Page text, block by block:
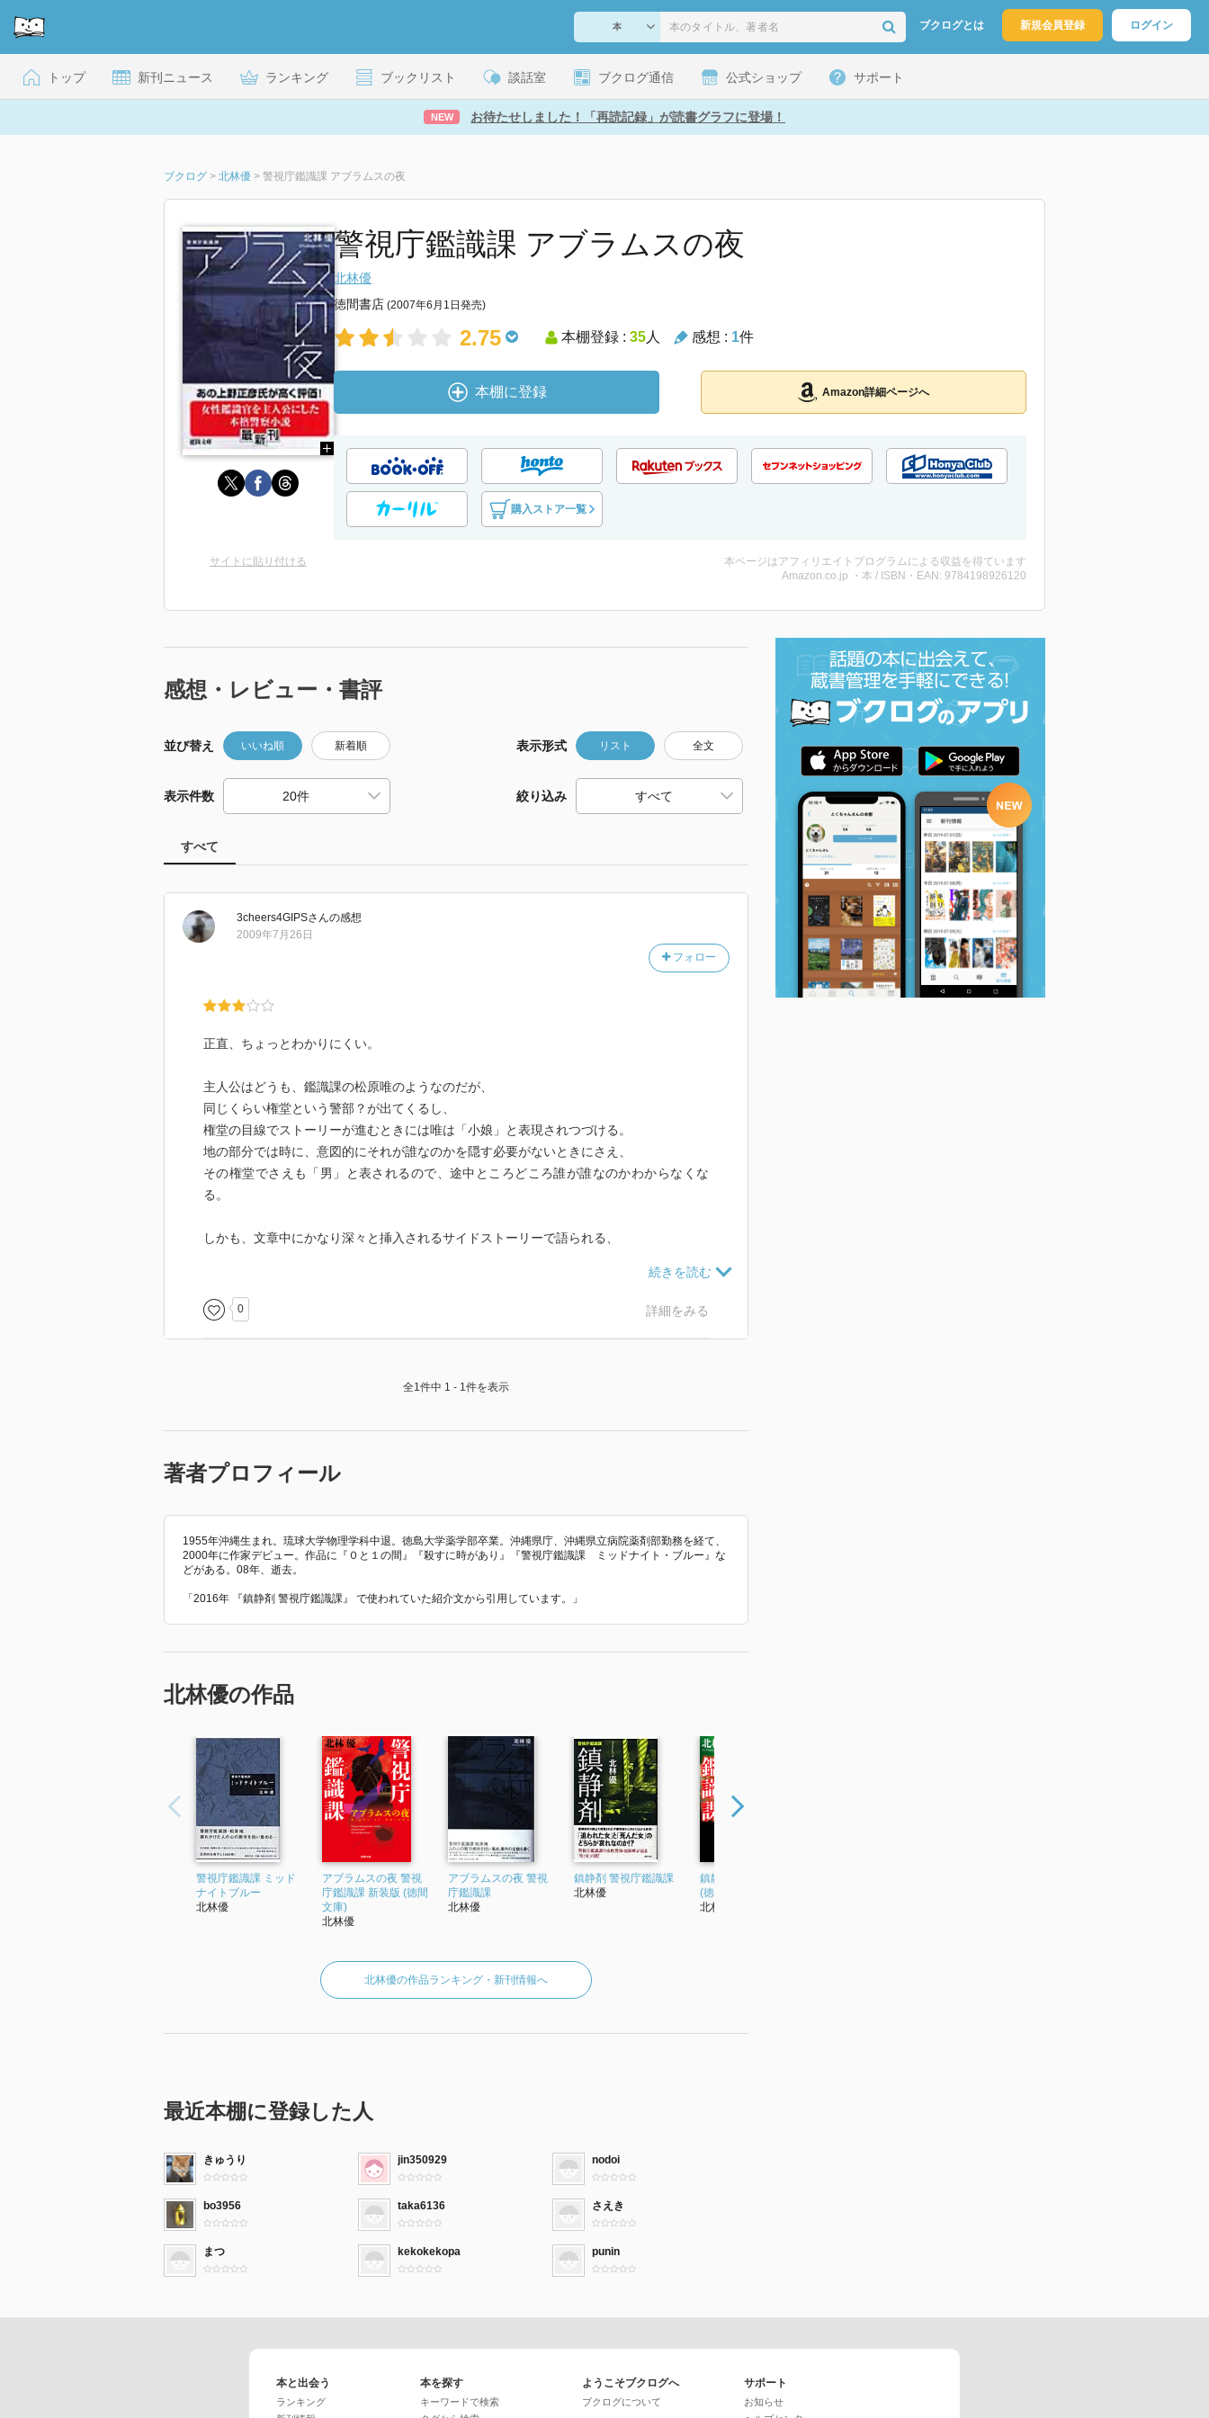
ブクログとは 新規会員登録 ログイン
トップ 新刊ニュース ランキング ブックリスト 談話室 ブクログ通信 公式ショップ サポート
NEW お待たせしました！「再読記録」が読書グラフに登場！
ブクログ > 北林優 > 警視庁鑑識課 アブラムスの夜
警視庁鑑識課 アブラムスの夜
北林優
徳間書店 (2007年6月1日発売)
2.75 本棚登録 : 35人 感想 : 1件
本棚に登録 Amazon詳細ページへ
購入ストア一覧
サイトに貼り付ける
本ページはアフィリエイトプログラムによる収益を得ています
Amazon.co.jp ・本 / ISBN・EAN: 9784198926120
感想・レビュー・書評
並び替え いいね順 新着順 表示形式 リスト 全文
表示件数 絞り込み
すべて
3cheers4GIPSさんの感想
フォロー
2009年7月26日
正直、ちょっとわかりにくい。
主人公はどうも、鑑識課の松原唯のようなのだが、
同じくらい権堂という警部？が出てくるし、
権堂の目線でストーリーが進むときには唯は「小娘」と表現されつづける。
地の部分では時に、意図的にそれが誰なのかを隠す必要がないときにさえ、
その権堂でさえも「男」と表されるので、途中ところどころ誰が誰なのかわからなくな
る。
しかも、文章中にかなり深々と挿入されるサイドストーリーで語られる、
これがかなりちらほら出てくる割には本筋とはまったくなんの関係もないときた。
うーん。
唯と稲葉が別れるシーンで、あぜん。稲葉の最後のシーン、もっと見せ方もあろうに。
失礼ながらこの人は、論文とか文字を書くことは慣れているのだろうけど、
登場人物がストーリーを進めるためのコマ以上の動きをしておらず、感情移入がまったく
0 詳細をみる
全1件中 1 - 1件を表示
著者プロフィール
1955年沖縄生まれ。琉球大学物理学科中退。徳島大学薬学部卒業。沖縄県庁、沖縄県立病院薬剤部勤務を経て、
2000年に作家デビュー。作品に『０と１の間』『殺すに時があり』『警視庁鑑識課 ミッドナイト・ブルー』な
どがある。08年、逝去。
「2016年 『鎮静剤 警視庁鑑識課』 で使われていた紹介文から引用しています。」
北林優の作品
警視庁鑑識課 ミッド
ナイトブルー
北林優
アブラムスの夜 警視
庁鑑識課 新装版 (徳間
文庫)
北林優
アブラムスの夜 警視
庁鑑識課
北林優
鎮静剤 警視庁鑑識課
北林優
鎮静剤 警視庁鑑識課
(徳間文庫)
北林優
北林優の作品ランキング・新刊情報へ
最近本棚に登録した人
きゅうり jin350929 nodoi
bo3956 taka6136 さえき
まつ kekokekopa punin
本と出会う
ランキング
本を探す
キーワードで検索
ようこそブクログへ
ブクログについて
サポート
お知らせ